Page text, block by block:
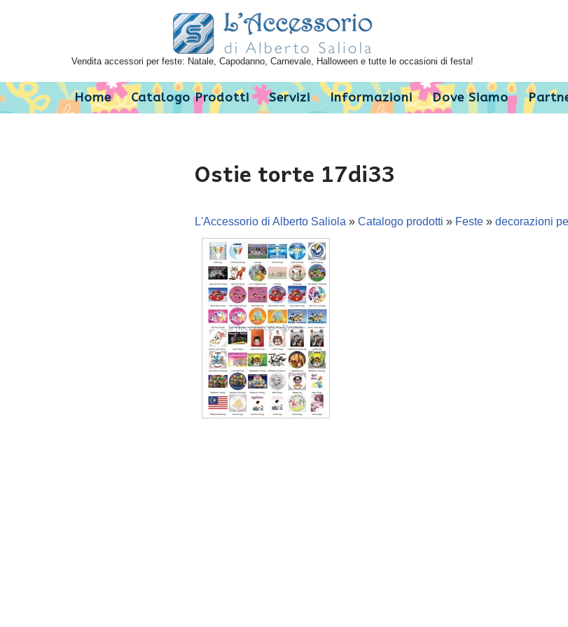
Vendita accessori per feste: Natale, Capodanno, Carnevale, Halloween e tutte le occasioni di festa!
Home Catalogo Prodotti Servizi Informazioni Dove Siamo
Ostie torte 17di33
L'Accessorio di Alberto Saliola » Catalogo prodotti » Feste» decorazioni